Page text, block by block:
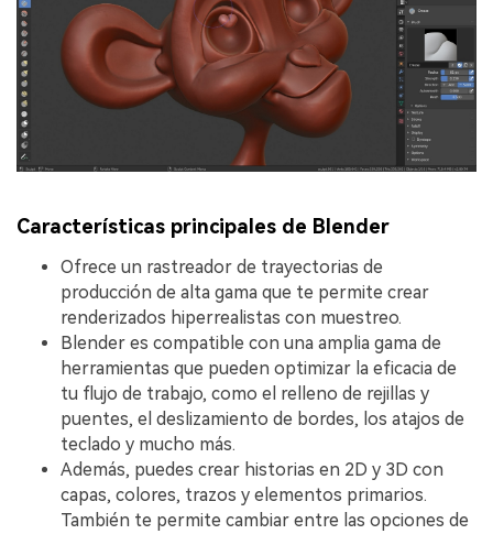
Características principales de Blender
Ofrece un rastreador de trayectorias de
producción de alta gama que te permite crear
renderizados hiperrealistas con muestreo.
Blender es compatible con una amplia gama de
herramientas que pueden optimizar la eficacia de
tu flujo de trabajo, como el relleno de rejillas y
puentes, el deslizamiento de bordes, los atajos de
teclado y mucho más.
Además, puedes crear historias en 2D y 3D con
capas, colores, trazos y elementos primarios.
También te permite cambiar entre las opciones de